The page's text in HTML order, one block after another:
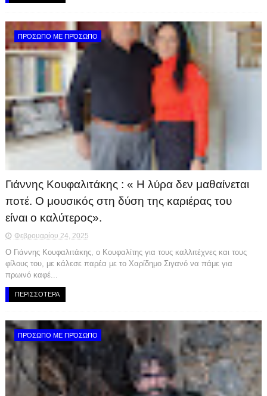
ΠΡΌΣΩΠΟ ΜΕ ΠΡΌΣΩΠΟ
Γιάννης Κουφαλιτάκης : « Η λύρα δεν μαθαίνεται
ποτέ. Ο μουσικός στη δύση της καριέρας του
είναι ο καλύτερος».
Φεβρουαρίου 24, 2025
O Γιάννης Κουφαλιτάκης, ο Κουφαλίτης για τους καλλιτέχνες και τους
φίλους του, με κάλεσε παρέα με το Χαρίδημο Σιγανό να πάμε για
πρωινό καφέ...
ΠΕΡΙΣΣΟΤΕΡΑ
ΠΡΌΣΩΠΟ ΜΕ ΠΡΌΣΩΠΟ